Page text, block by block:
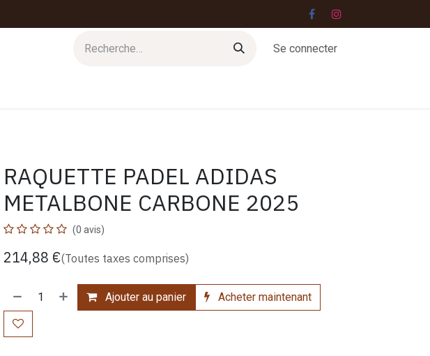
Se connecter
RAQUETTE PADEL ADIDAS
METALBONE CARBONE 2025
(0 avis)
214,88 €(Toutes taxes comprises)
Ajouter au panier Acheter maintenant